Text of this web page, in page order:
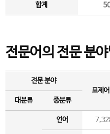
합계
전문어의 전문 분
전문 분야
표제
대분류
중분류
언어